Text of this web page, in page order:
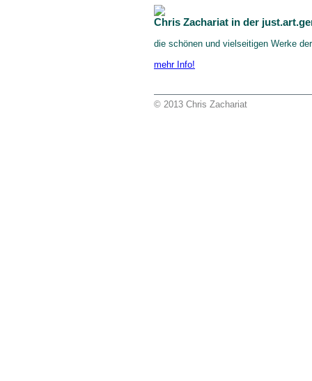
Chris Zachariat in der
die schönen und vielseitigen Werke
mehr Info!
© 2013 Chris Zachariat